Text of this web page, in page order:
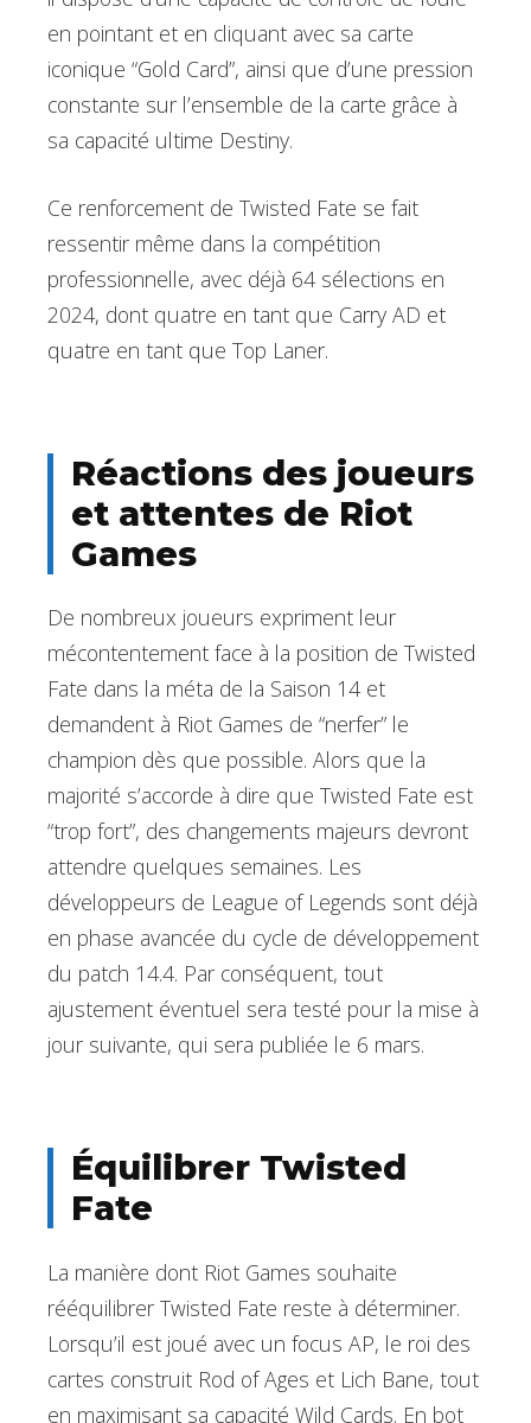
en pointant et en cliquant avec sa carte
iconique “Gold Card”, ainsi que d’une pression
constante sur l’ensemble de la carte grâce à
sa capacité ultime Destiny.
Ce renforcement de Twisted Fate se fait
ressentir même dans la compétition
professionnelle, avec déjà 64 sélections en
2024, dont quatre en tant que Carry AD et
quatre en tant que Top Laner.
Réactions des joueurs
et attentes de Riot
Games
De nombreux joueurs expriment leur
mécontentement face à la position de Twisted
Fate dans la méta de la Saison 14 et
demandent à Riot Games de “nerfer” le
champion dès que possible. Alors que la
majorité s’accorde à dire que Twisted Fate est
“trop fort”, des changements majeurs devront
attendre quelques semaines. Les
développeurs de League of Legends sont déjà
en phase avancée du cycle de développement
du patch 14.4. Par conséquent, tout
ajustement éventuel sera testé pour la mise à
jour suivante, qui sera publiée le 6 mars.
Équilibrer Twisted
Fate
La manière dont Riot Games souhaite
rééquilibrer Twisted Fate reste à déterminer.
Lorsqu’il est joué avec un focus AP, le roi des
cartes construit Rod of Ages et Lich Bane, tout
en maximisant sa capacité Wild Cards. En bot